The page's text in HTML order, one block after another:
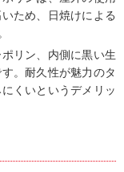
ため、日焼けによる
リン、内側に黒い生
。耐久性が魅力のタ
くいというデメリッ